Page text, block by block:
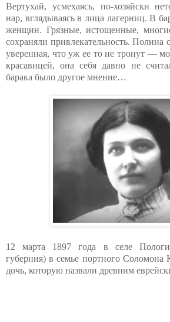
Вертухай, усмехаясь, по-хозяйски
нар, вглядываясь в лица лагерниц. В
женщин. Грязные, истощенные,
сохраняли привлекательность. Полина
уверенная, что уж ее то не тронут —
красавицей, она себя давно не
барака было другое мнение…
12 марта 1897 года в селе Пологи
губерния) в семье портного Соломона
дочь, которую назвали древним